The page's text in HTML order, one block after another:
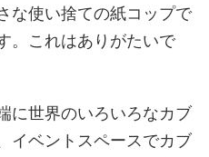
な使い捨ての紙コップで
。これはありがたいで
に世界のいろいろなカブ
イベントスペースでカブ